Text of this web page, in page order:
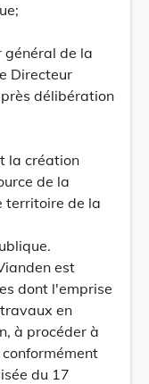
général de la
Directeur
délibération
la création
de la
territoire de la
est
dont l'emprise
en
à procéder à
du 17